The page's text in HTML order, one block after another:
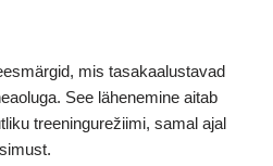
mis tasakaalustavad
See lähenemine aitab
treeningurežiimi, samal ajal